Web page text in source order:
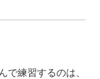
で練習するのは、